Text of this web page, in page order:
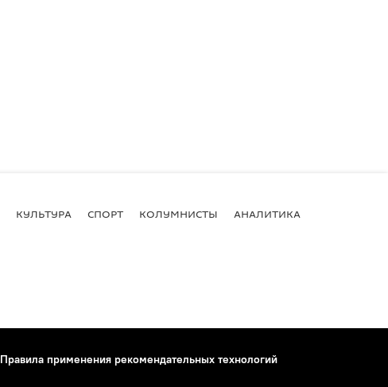
КУЛЬТУРА СПОРТ КОЛУМНИСТЫ АНАЛИТИКА
Правила применения рекомендательных технологий